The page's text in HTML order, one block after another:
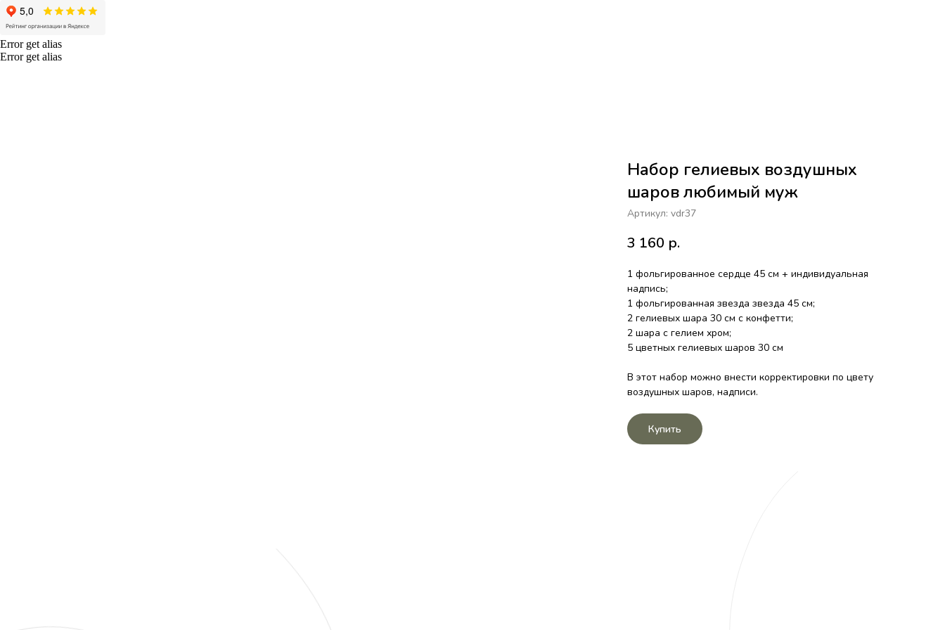
Error get alias
Error get alias
Набор гелиевых воздушных
шаров любимый муж
Артикул: vdr37
3 160 р.
1 фольгированное сердце 45 см + индивидуальная
надпись;
1 фольгированная звезда звезда 45 см;
2 гелиевых шара 30 см с конфетти;
2 шара с гелием хром;
5 цветных гелиевых шаров 30 см
В этот набор можно внести корректировки по цвету
воздушных шаров, надписи.
Купить